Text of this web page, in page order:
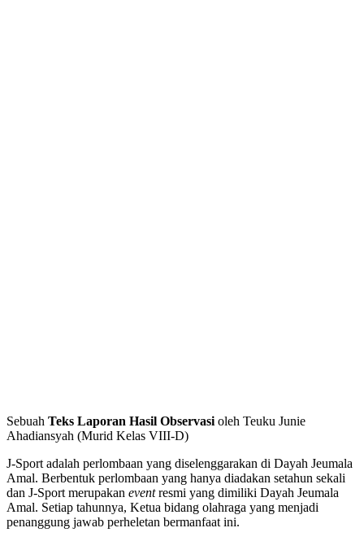
Sebuah Teks Laporan Hasil Observasi oleh Teuku Junie
Ahadiansyah (Murid Kelas VIII-D)
J-Sport adalah perlombaan yang diselenggarakan di Dayah Jeumala
Amal. Berbentuk perlombaan yang hanya diadakan setahun sekali
dan J-Sport merupakan eventresmi yang dimiliki Dayah Jeumala
Amal. Setiap tahunnya, Ketua bidang olahraga yang menjadi
penanggung jawab perheletan bermanfaat ini.